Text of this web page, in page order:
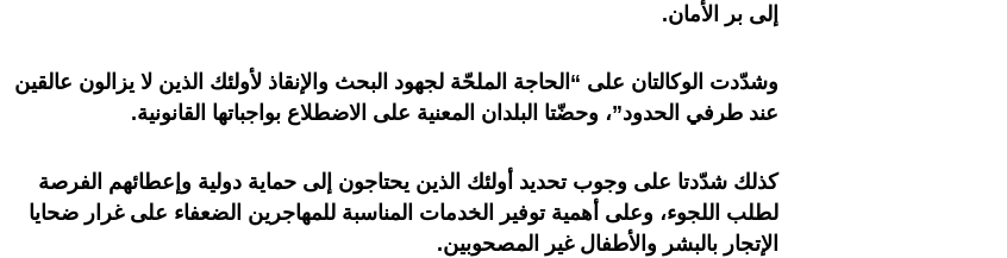
إلى بر الأمان.
وشدّدت الوكالتان على “الحاجة الملحّة لجهود البحث والإنقاذ لأولئك الذين لا يزالون عالقين
عند طرفي الحدود”، وحضّتا البلدان المعنية على الاضطلاع بواجباتها القانونية.
كذلك شدّدتا على وجوب تحديد أولئك الذين يحتاجون إلى حماية دولية وإعطائهم الفرصة
لطلب اللجوء، وعلى أهمية توفير الخدمات المناسبة للمهاجرين الضعفاء على غرار ضحايا
الإتجار بالبشر والأطفال غير المصحوبين.